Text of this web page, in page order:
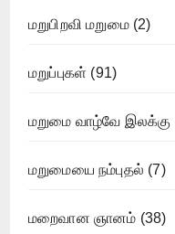
மறுபிறவி மறுமை(2)
மறுப்புகள் (91)
மறுமை வாழ்வே இலக்கு
மறுமையை நம்புதல் (7)
மறைவான ஞானம் (38)